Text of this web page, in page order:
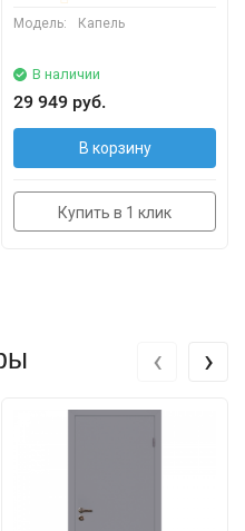
Модель: Капель
В наличии
29 949 руб.
В корзину
Купить в 1 клик
‹ ›